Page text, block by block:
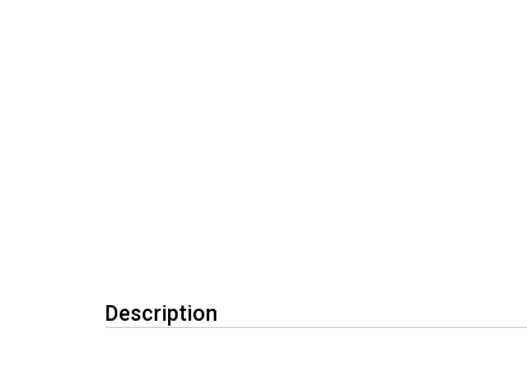
Description